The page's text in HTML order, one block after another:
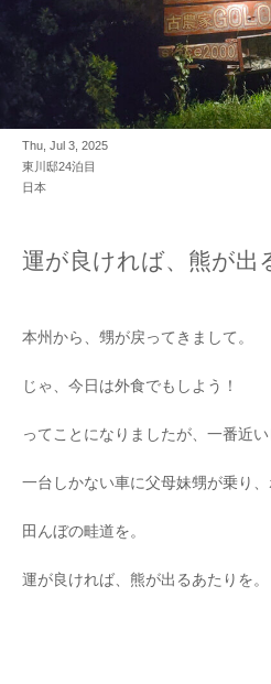
Thu, Jul 3, 2025
東川邸24泊目
日本
運が良ければ、熊が出
本州から、甥が戻ってきまして。
じゃ、今日は外食でもしよう！
ってことになりましたが、一番近い
一台しかない車に父母妹甥が乗り
田んぼの畦道を。
運が良ければ、熊が出るあたりを。